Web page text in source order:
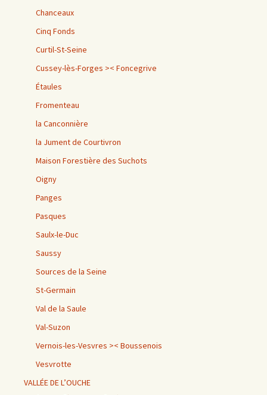
Chanceaux
Cinq Fonds
Curtil-St-Seine
Cussey-lès-Forges >< Foncegrive
Étaules
Fromenteau
la Canconnière
la Jument de Courtivron
Maison Forestière des Suchots
Oigny
Panges
Pasques
Saulx-le-Duc
Saussy
Sources de la Seine
St-Germain
Val de la Saule
Val-Suzon
Vernois-les-Vesvres >< Boussenois
Vesvrotte
VALLÉE DE L’OUCHE